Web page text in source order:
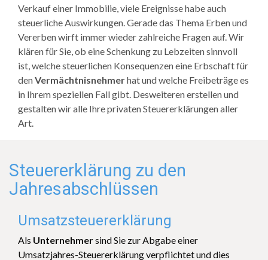
Verkauf einer Immobilie, viele Ereignisse habe auch
steuerliche Auswirkungen. Gerade das Thema Erben und
Vererben wirft immer wieder zahlreiche Fragen auf. Wir
klären für Sie, ob eine Schenkung zu Lebzeiten sinnvoll
ist, welche steuerlichen Konsequenzen eine Erbschaft für
denVermächtnisnehmerhat und welche Freibeträge es
in Ihrem speziellen Fall gibt. Desweiteren erstellen und
gestalten wir alle Ihre privaten Steuererklärungen aller
Art.
Steuererklärung zu den
Jahresabschlüssen
Umsatzsteuererklärung
Als Unternehmersind Sie zur Abgabe einer
Umsatzjahres-Steuererklärung verpflichtet und dies